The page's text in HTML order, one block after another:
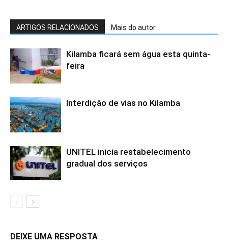
ARTIGOS RELACIONADOS Mais do autor
Kilamba ficará sem água esta quinta-
feira
Interdição de vias no Kilamba
UNITEL inicia restabelecimento
gradual dos serviços
DEIXE UMA RESPOSTA